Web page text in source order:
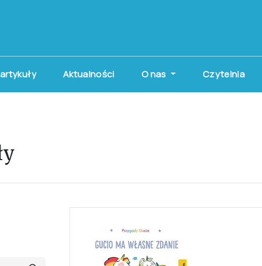
Aktualności O nas Czytelnia